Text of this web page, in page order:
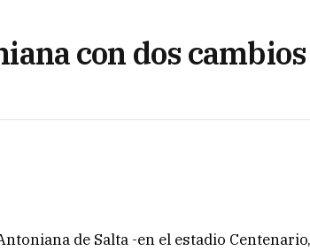
con dos cambios
de Salta -en el estadio